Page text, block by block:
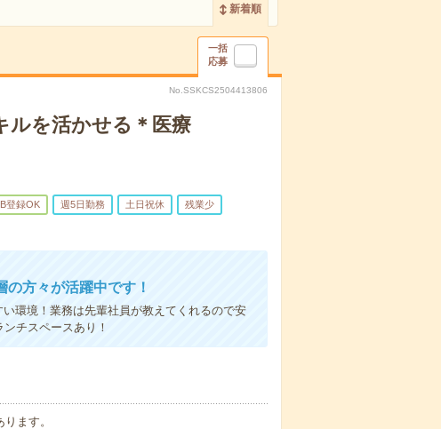
新着順
一括
応募
No.SSKCS2504413806
ルを活かせる＊医療
登録OK 週5日勤務 土日祝休 残業少
方々が活躍中です！
環境！業務は先輩社員が教えてくれるので安
チスペースあり！
ます。